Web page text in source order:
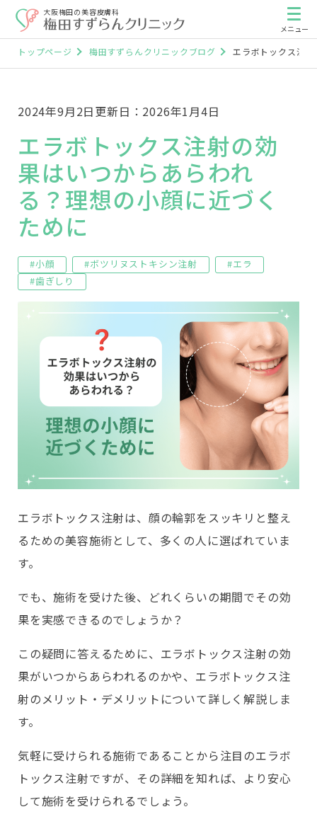
大阪梅田の美容皮膚科
トップページ 梅田すずらんクリニックブログ エラボトックス注
2024年9月2日更新日：2026年1月4日
エラボトックス注射の効
果はいつからあらわれ
る？理想の小顔に近づく
ために
#小顔 #ボツリヌストキシン注射
#エラ
#歯ぎしり
エラボトックス注射は、顔の輪郭をスッキリと整え
るための美容施術として、多くの人に選ばれていま
す。
でも、施術を受けた後、どれくらいの期間でその効
果を実感できるのでしょうか？
この疑問に答えるために、エラボトックス注射の効
果がいつからあらわれるのかや、エラボトックス注
射のメリット・デメリットについて詳しく解説しま
す。
気軽に受けられる施術であることから注目のエラボ
トックス注射ですが、その詳細を知れば、より安心
して施術を受けられるでしょう。